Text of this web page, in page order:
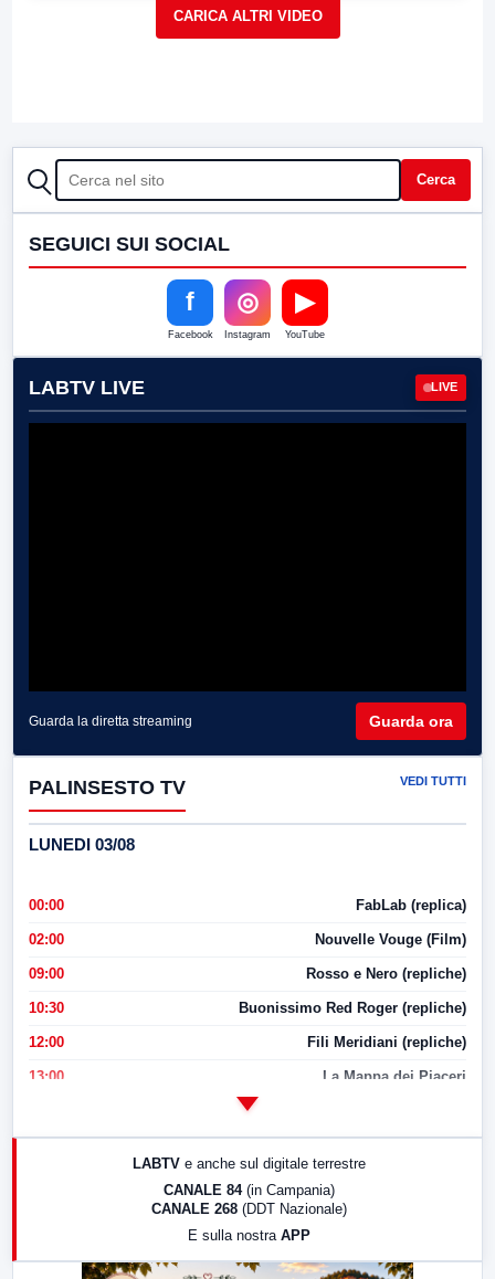
CERCA Cerca
SEGUICI SUI SOCIAL
f
Facebook
◎
Instagram
▶
YouTube
LABTV LIVE LIVE
Guarda la diretta streaming Guarda ora
PALINSESTO TV VEDI TUTTI
LUNEDI 03/08
00:00 FabLab (replica)
02:00 Nouvelle Vouge (Film)
09:00 Rosso e Nero (repliche)
10:30 Buonissimo Red Roger (repliche)
12:00 Fili Meridiani (repliche)
13:00 La Mappa dei Piaceri
17:00 LabNews (replica)
LABTV e anche sul digitale terrestre
CANALE 84 (in Campania)
CANALE 268 (DDT Nazionale)
E sulla nostra APP